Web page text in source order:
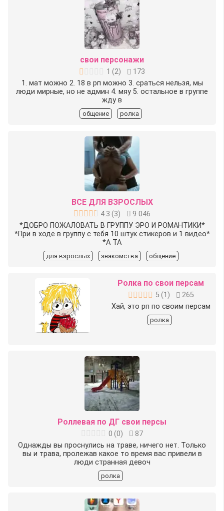
свои персонажи
1 (2)
173
1. мат можно 2. 18 в рп можно 3. сраться нельзя, мы
люди мирные, но не админ 4. мяу 5. остальное в группе
жду в
общение ролка
ВСЕ ДЛЯ ВЗРОСЛЫХ
4.3 (3)
9 046
*ДОБРО ПОЖАЛОВАТЬ В ГРУППУ ЭРО И РОМАНТИКИ*
*При в ходе в группу с тебя 10 штук стикеров и 1 видео*
*А ТА
для взрослых знакомства общение
Ролка по свои персам
5 (1 )
265
Хай, это рп по своим персам
ролка
Роллевая по ДГ свои персы
0 (0)
87
Однажды вы проснулись на траве, ничего нет. Только
вы и трава, пролежав какое то время вас привели в
люди странная девоч
ролка